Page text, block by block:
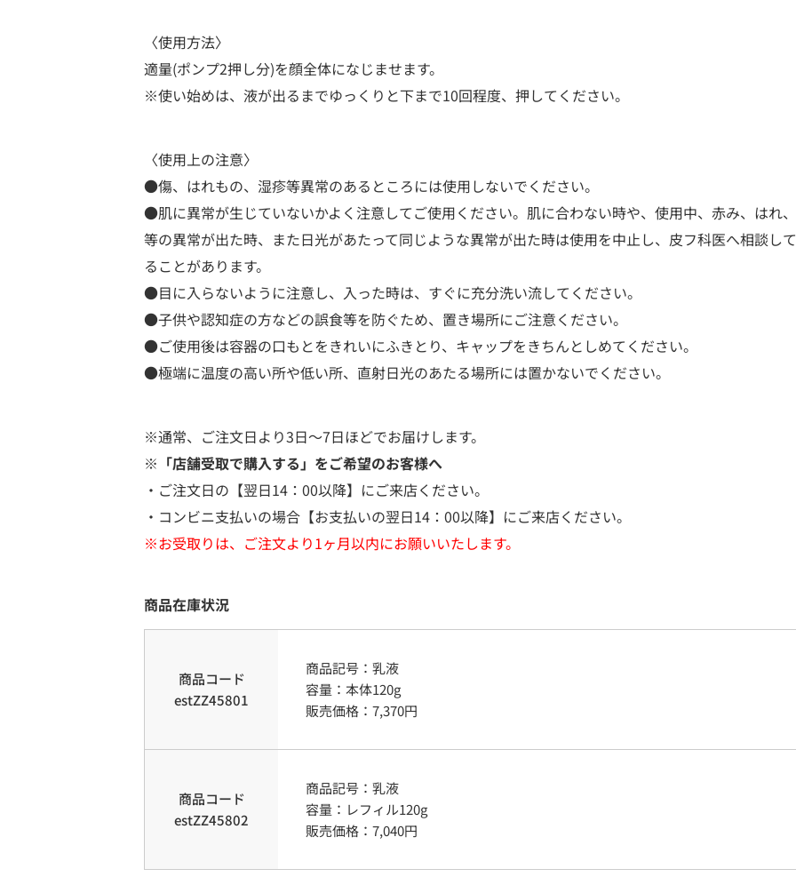
〈使用方法〉
適量(ポンプ2押し分)を顔全体になじませます。
※使い始めは、液が出るまでゆっくりと下まで10回程度、押してください。
〈使用上の注意〉
●傷、はれもの、湿疹等異常のあるところには使用しないでください。
●肌に異常が生じていないかよく注意してご使用ください。肌に合わない時や、使用中、赤み、はれ
等の異常が出た時、また日光があたって同じような異常が出た時は使用を中止し、皮フ科医へ相談し
ることがあります。
●目に入らないように注意し、入った時は、すぐに充分洗い流してください。
●子供や認知症の方などの誤食等を防ぐため、置き場所にご注意ください。
●ご使用後は容器の口もとをきれいにふきとり、キャップをきちんとしめてください。
●極端に温度の高い所や低い所、直射日光のあたる場所には置かないでください。
※通常、ご注文日より3日～7日ほどでお届けします。
※「店舗受取で購入する」をご希望のお客様へ
・ご注文日の【翌日14：00以降】にご来店ください。
・コンビニ支払いの場合【お支払いの翌日14：00以降】にご来店ください。
※お受取りは、ご注文より1ヶ月以内にお願いいたします。
商品在庫状況
商品コード
estZZ45801
商品記号： 乳液
容量 ： 本体120g
販売価格： 7,370円
商品コード
estZZ45802
商品記号： 乳液
容量 ： レフィル120g
販売価格： 7,040円